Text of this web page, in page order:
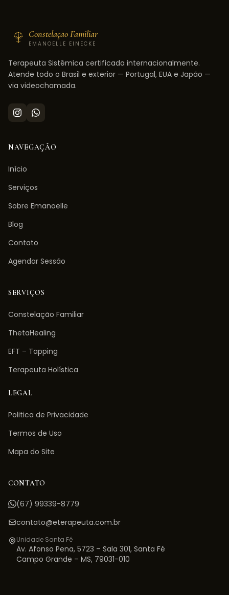
Constelação Familiar
EMANOELLE EINECKE
Terapeuta Sistêmica certificada internacionalmente.
Atende todo o Brasil e exterior — Portugal, EUA e Japão —
via videochamada.
NAVEGAÇÃO
Início
Serviços
Sobre Emanoelle
Blog
Contato
Agendar Sessão
SERVIÇOS
Constelação Familiar
ThetaHealing
EFT – Tapping
Terapeuta Holística
LEGAL
Politica de Privacidade
Termos de Uso
Mapa do Site
CONTATO
(67) 99339-8779
contato@eterapeuta.com.br
Unidade Santa Fé
Av. Afonso Pena, 5723 – Sala 301, Santa Fé
Campo Grande – MS, 79031-010